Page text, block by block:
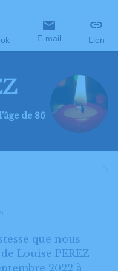
E-mail Lien
de 86
que nous
Louise PEREZ
2022 à